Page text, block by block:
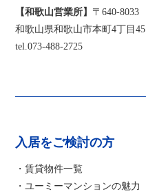
【和歌山営業所】 〒640-8033
和歌山県和歌山市本町4丁目45
tel.073-488-2725
入居をご検討の方
・賃貸物件一覧
・ユーミーマンションの魅力